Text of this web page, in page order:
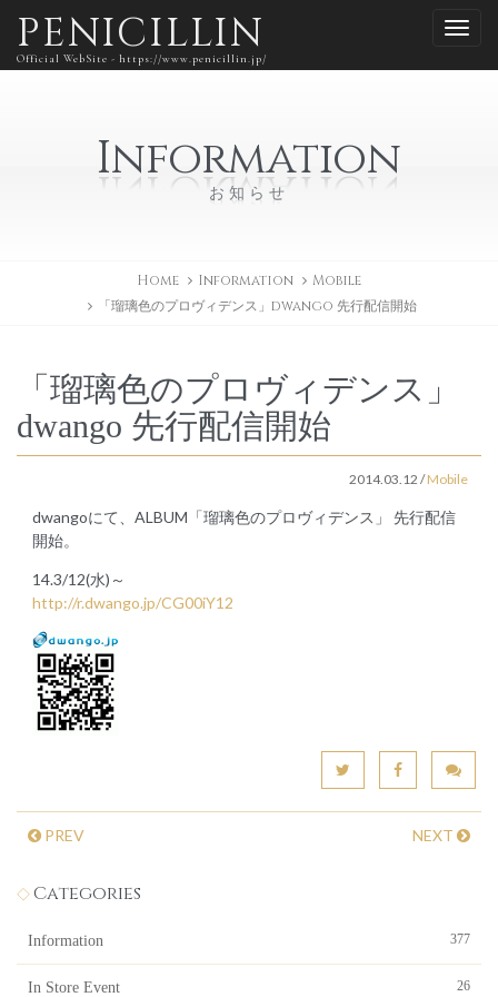
PENICILLIN
Official WebSite - https://www.penicillin.jp/
Information
お知らせ
Home Information
Mobile
「瑠璃色のプロヴィデンス」dwango 先行配信開始
「瑠璃色のプロヴィデンス」
dwango 先行配信開始
2014.03.12 /Mobile
dwangoにて、ALBUM「瑠璃色のプロヴィデンス」 先行配信
開始。
14.3/12(水)～
http://r.dwango.jp/CG00iY12
PREV NEXT
Categories
Information 377
In Store Event 26